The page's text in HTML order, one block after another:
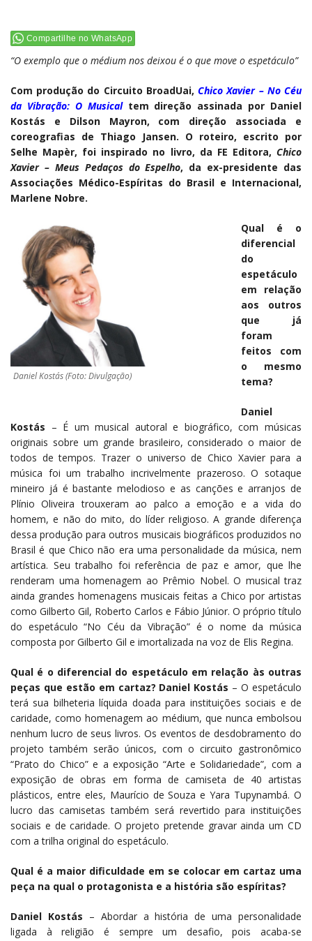
Compartilhe no WhatsApp
“O exemplo que o médium nos deixou é o que move o espetáculo”
Com produção do Circuito BroadUai,Chico Xavier – No Céu
da Vibração: O Musicaltem direção assinada por Daniel
Kostás e Dilson Mayron, com direção associada e
coreografias de Thiago Jansen. O roteiro, escrito por
Selhe Mapèr, foi inspirado no livro, da FE Editora, Chico
Xavier – Meus Pedaços do Espelho, da ex-presidente das
Associações Médico-Espíritas do Brasil e Internacional,
Marlene Nobre.
Daniel Kostás (Foto: Divulgação)
Qual é o
diferencial
do
espetáculo
em relação
aos outros
que já
foram
feitos com
o mesmo
tema?
Daniel
Kostás – É um musical autoral e biográfico, com músicas
originais sobre um grande brasileiro, considerado o maior de
todos de tempos. Trazer o universo de Chico Xavier para a
música foi um trabalho incrivelmente prazeroso. O sotaque
mineiro já é bastante melodioso e as canções e arranjos de
Plínio Oliveira trouxeram ao palco a emoção e a vida do
homem, e não do mito, do líder religioso. A grande diferença
dessa produção para outros musicais biográficos produzidos no
Brasil é que Chico não era uma personalidade da música, nem
artística. Seu trabalho foi referência de paz e amor, que lhe
renderam uma homenagem ao Prêmio Nobel. O musical traz
ainda grandes homenagens musicais feitas a Chico por artistas
como Gilberto Gil, Roberto Carlos e Fábio Júnior. O próprio título
do espetáculo “No Céu da Vibração” é o nome da música
composta por Gilberto Gil e imortalizada na voz de Elis Regina.
Qual é o diferencial do espetáculo em relação às outras
peças que estão em cartaz? Daniel Kostás – O espetáculo
terá sua bilheteria líquida doada para instituições sociais e de
caridade, como homenagem ao médium, que nunca embolsou
nenhum lucro de seus livros. Os eventos de desdobramento do
projeto também serão únicos, com o circuito gastronômico
“Prato do Chico” e a exposição “Arte e Solidariedade”, com a
exposição de obras em forma de camiseta de 40 artistas
plásticos, entre eles, Maurício de Souza e Yara Tupynambá. O
lucro das camisetas também será revertido para instituições
sociais e de caridade. O projeto pretende gravar ainda um CD
com a trilha original do espetáculo.
Qual é a maior dificuldade em se colocar em cartaz uma
peça na qual o protagonista e a história são espíritas?
Daniel Kostás – Abordar a história de uma personalidade
ligada à religião é sempre um desafio, pois acaba-se